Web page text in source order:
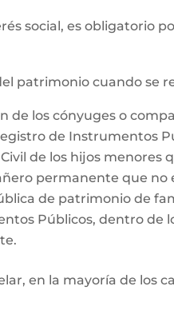
social, es obligatorio
patrimonio cuando se
de los cónyuges o
de Instrumentos
de los hijos
permanente que no
de patrimonio de
Públicos, dentro de
en la mayoría de los